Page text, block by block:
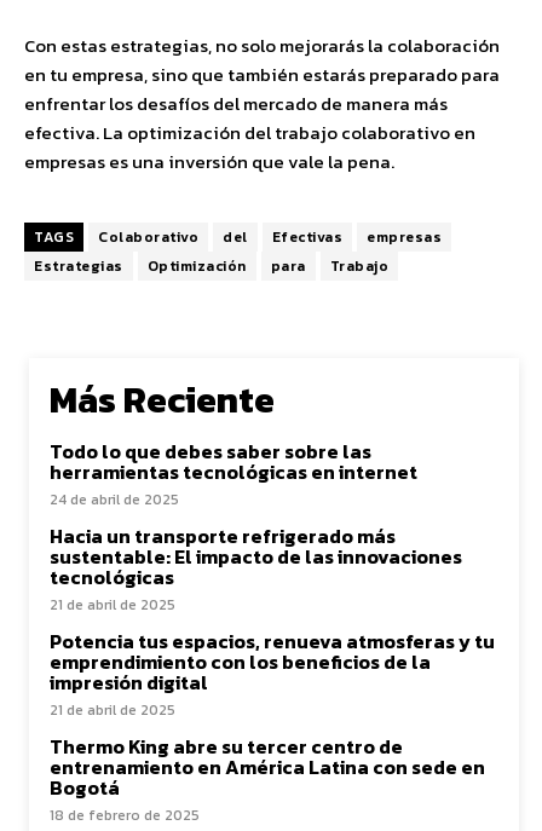
Con estas estrategias, no solo mejorarás la colaboración
en tu empresa, sino que también estarás preparado para
enfrentar los desafíos del mercado de manera más
efectiva. La optimización del trabajo colaborativo en
empresas es una inversión que vale la pena.
TAGS Colaborativo del Efectivas
empresas
Estrategias
Optimización para Trabajo
Más Reciente
Todo lo que debes saber sobre las
herramientas tecnológicas en internet
24 de abril de 2025
Hacia un transporte refrigerado más
sustentable: El impacto de las innovaciones
tecnológicas
21 de abril de 2025
Potencia tus espacios, renueva atmosferas y tu
emprendimiento con los beneficios de la
impresión digital
21 de abril de 2025
Thermo King abre su tercer centro de
entrenamiento en América Latina con sede en
Bogotá
18 de febrero de 2025